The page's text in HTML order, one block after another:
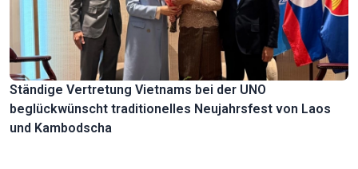
Ständige Vertretung Vietnams bei der UNO
beglückwünscht traditionelles Neujahrsfest von Laos
und Kambodscha